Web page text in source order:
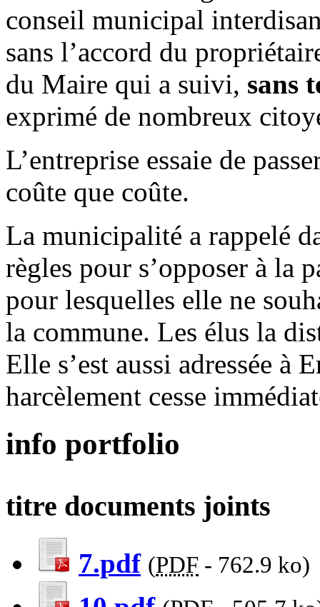
conseil municipal
sans l’accord du
du Maire qui a suivi, sans
exprimé de nombreux
L’entreprise essaie de
coûte que coûte.
La municipalité a rappelé
règles pour s’opposer à la
pour lesquelles elle ne
la commune. Les élus la
Elle s’est aussi adressée à
harcèlement cesse
info portfolio
titre documents joints
7.pdf (PDF - 762.9 ko)